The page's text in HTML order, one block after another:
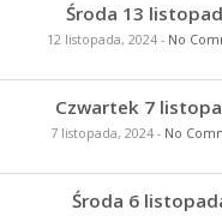
Środa 13
12 listopada, 2024- No
Czwartek 7
7 listopada, 2024- No
Środa 6